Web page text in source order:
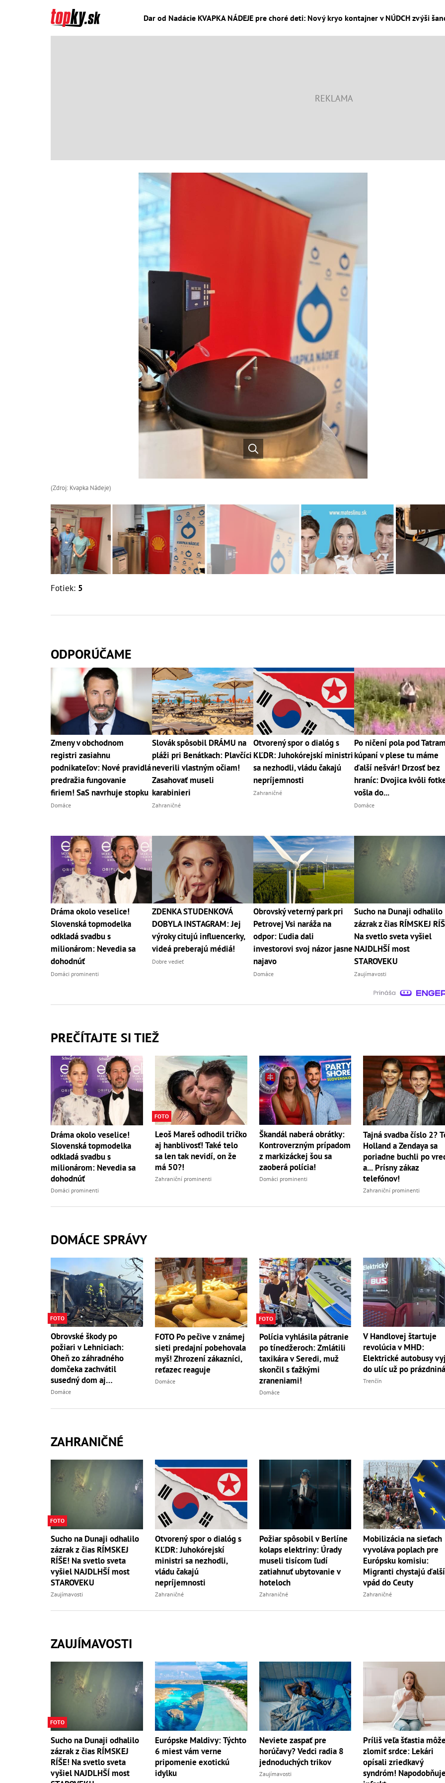
Dar od Nadácie KVAPKA NÁDEJE pre choré deti: Nový kryo kontajner v NÚDCH zvýši
(Zdroj: Kvapka Nádeje)
Fotiek: 5
ODPORÚČAME
Zmeny v obchodnom
registri zasiahnu
podnikateľov: Nové pravidlá
predražia fungovanie
firiem! SaS navrhuje stopku
Domáce
Slovák spôsobil DRÁMU na
pláži pri Benátkach: Plavčíci
neverili vlastným očiam!
Zasahovať museli
karabinieri
Zahraničné
Otvorený spor o dialóg s
KĽDR: Juhokórejskí ministri
sa nezhodli, vládu čakajú
nepríjemnosti
Zahraničné
Po ničení pola pod
kúpaní v plese tu máme
ďalší nešvár! Drzosť bez
hraníc: Dvojica kvôli
vošla do...
Domáce
Dráma okolo veselice!
Slovenská topmodelka
odkladá svadbu s
milionárom: Nevedia sa
dohodnúť
Domáci prominenti
ZDENKA STUDENKOVÁ
DOBYLA INSTAGRAM: Jej
výroky citujú influencerky,
videá preberajú médiá!
Dobre vedieť
Obrovský veterný park pri
Petrovej Vsi naráža na
odpor: Ľudia dali
investorovi svoj názor jasne
najavo
Domáce
Sucho na Dunaji odhalilo
zázrak z čias RÍMSKEJ
Na svetlo sveta vyšiel
NAJDLHŠÍ most
STAROVEKU
Zaujímavosti
PREČÍTAJTE SI TIEŽ
Dráma okolo veselice!
Slovenská topmodelka
odkladá svadbu s
milionárom: Nevedia sa
dohodnúť
Domáci prominenti
FOTO
Leoš Mareš odhodil tričko
aj hanblivosť! Také telo
sa len tak nevidí, on že
má 50?!
Zahraniční prominenti
Škandál naberá obrátky:
Kontroverzným prípadom
z markizáckej šou sa
zaoberá polícia!
Domáci prominenti
Tajná svadba číslo 2?
Holland a Zendaya sa
poriadne buchli po
a... Prísny zákaz
telefónov!
Zahraniční prominenti
DOMÁCE SPRÁVY
FOTO
Obrovské škody po
požiari v Lehniciach:
Oheň zo záhradného
domčeka zachvátil
susedný dom aj
hospodársku budovu
Domáce
FOTO Po pečive v známej
sieti predajní pobehovala
myš! Zhrození zákazníci,
reťazec reaguje
Domáce
FOTO
Polícia vyhlásila pátranie
po tínedžeroch: Zmlátili
taxikára v Seredi, muž
skončil s ťažkými
zraneniami!
Domáce
V Handlovej štartuje
revolúcia v MHD:
Elektrické autobusy
do ulíc už po
Trenčín
ZAHRANIČNÉ
FOTO
Sucho na Dunaji odhalilo
zázrak z čias RÍMSKEJ
RÍŠE! Na svetlo sveta
vyšiel NAJDLHŠÍ most
STAROVEKU
Zaujímavosti
Otvorený spor o dialóg s
KĽDR: Juhokórejskí
ministri sa nezhodli,
vládu čakajú
nepríjemnosti
Zahraničné
Požiar spôsobil v Berlíne
kolaps elektriny: Úrady
museli tisícom ľudí
zatiahnuť ubytovanie v
hoteloch
Zahraničné
Mobilizácia na sieťach
vyvoláva poplach pre
Európsku komisiu:
Migranti chystajú ďalší
vpád do Ceuty
Zahraničné
ZAUJÍMAVOSTI
FOTO
Sucho na Dunaji odhalilo
zázrak z čias RÍMSKEJ
RÍŠE! Na svetlo sveta
vyšiel NAJDLHŠÍ most
Európske Maldivy: Týchto
6 miest vám verne
pripomenie exotickú
idylku
Neviete zaspať pre
horúčavy? Vedci radia 8
jednoduchých trikov
Zaujímavosti
Príliš veľa šťastia
zlomiť srdce: Lekári
opísali zriedkavý
syndróm!